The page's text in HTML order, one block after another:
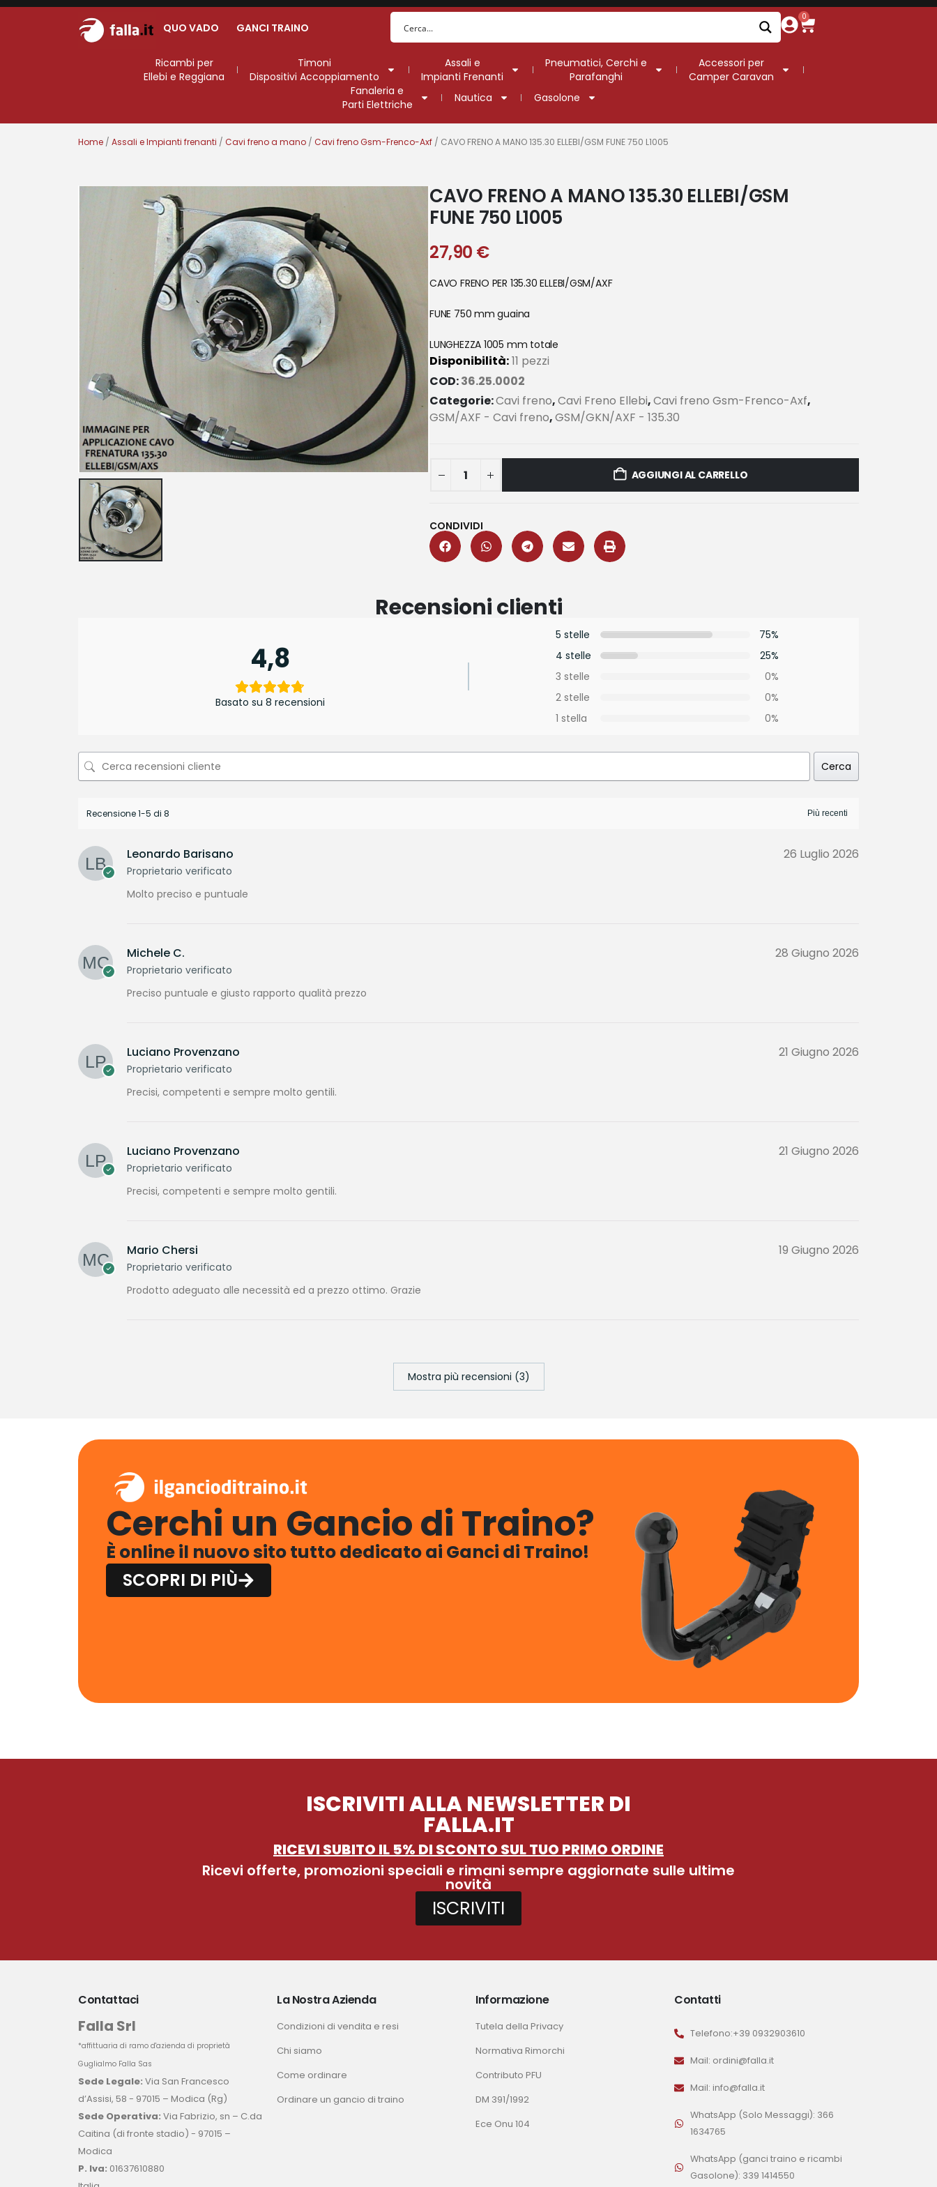
QUO VADO GANCI TRAINO
0
Ricambi per
Ellebi e Reggiana
Timoni
Dispositivi Accoppiamento
Assali e
Impianti Frenanti
Pneumatici, Cerchi e
Parafanghi
Accessori per
Camper Caravan
Fanaleria e
Parti Elettriche
Nautica Gasolone
Home / Assali e Impianti frenanti / Cavi freno a mano / Cavi freno Gsm-Frenco-Axf / CAVO FRENO A MANO 135.30 ELLEBI/GSM FUNE 750 L1005
CAVO FRENO A MANO 135.30 ELLEBI/GSM
FUNE 750 L1005
27,90 €
CAVO FRENO PER 135.30 ELLEBI/GSM/AXF
FUNE 750 mm guaina
LUNGHEZZA 1005 mm totale
Disponibilità:11 pezzi
COD:36.25.0002
Categorie:Cavi freno,Cavi Freno Ellebi,Cavi freno Gsm-Frenco-Axf,
GSM/AXF - Cavi freno,GSM/GKN/AXF - 135.30
AGGIUNGI AL CARRELLO
CONDIVIDI
Recensioni clienti
4,8
Basato su 8 recensioni
5 stelle
75%
4 stelle
25%
3 stelle
0%
2 stelle
0%
1 stella
0%
Cerca
Recensione 1-5 di 8
Leonardo Barisano
Proprietario verificato
26 Luglio 2026
Molto preciso e puntuale
Michele C.
Proprietario verificato
28 Giugno 2026
Preciso puntuale e giusto rapporto qualità prezzo
Luciano Provenzano
Proprietario verificato
21 Giugno 2026
Precisi, competenti e sempre molto gentili.
Luciano Provenzano
Proprietario verificato
21 Giugno 2026
Precisi, competenti e sempre molto gentili.
Mario Chersi
Proprietario verificato
19 Giugno 2026
Prodotto adeguato alle necessità ed a prezzo ottimo. Grazie
Mostra più recensioni (3)
Cerchi un Gancio di Traino?
È online il nuovo sito tutto dedicato ai Ganci di Traino!
SCOPRI DI PIÙ
ISCRIVITI ALLA NEWSLETTER DI
FALLA.IT
RICEVI SUBITO IL 5% DI SCONTO SUL TUO PRIMO ORDINE
Ricevi offerte, promozioni speciali e rimani sempre aggiornate sulle ultime
novità
ISCRIVITI
Contattaci
Falla Srl
*affittuaria di ramo d'azienda di proprietà
Guglialmo Falla Sas
Sede Legale: Via San Francesco
d’Assisi, 58 - 97015 – Modica (Rg)
Sede Operativa: Via Fabrizio, sn – C.da
Caitina (di fronte stadio) - 97015 –
Modica
P. Iva: 01637610880
La Nostra Azienda
Condizioni di vendita e resi
Chi siamo
Come ordinare
Ordinare un gancio di traino
Informazione
Tutela della Privacy
Normativa Rimorchi
Contributo PFU
DM 391/1992
Ece Onu 104
Contatti
Telefono:+39 0932903610
Mail: ordini@falla.it
Mail: info@falla.it
WhatsApp (Solo Messaggi): 366
1634765
WhatsApp (ganci traino e ricambi
Gasolone): 339 1414550